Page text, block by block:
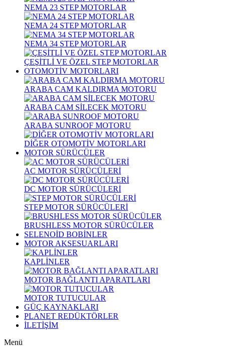
NEMA 23 STEP MOTORLAR
NEMA 24 STEP MOTORLAR
NEMA 34 STEP MOTORLAR
ÇEŞİTLİ VE ÖZEL STEP MOTORLAR
OTOMOTİV MOTORLARI
ARABA CAM KALDIRMA MOTORU
ARABA CAM SİLECEK MOTORU
ARABA SUNROOF MOTORU
DİĞER OTOMOTİV MOTORLARI
MOTOR SÜRÜCÜLER
AC MOTOR SÜRÜCÜLERİ
DC MOTOR SÜRÜCÜLERİ
STEP MOTOR SÜRÜCÜLERİ
BRUSHLESS MOTOR SÜRÜCÜLER
SELENOİD BOBİNLER
MOTOR AKSESUARLARI
KAPLİNLER
MOTOR BAĞLANTI APARATLARI
MOTOR TUTUCULAR
GÜÇ KAYNAKLARI
PLANET REDÜKTÖRLER
İLETİŞİM
Menü